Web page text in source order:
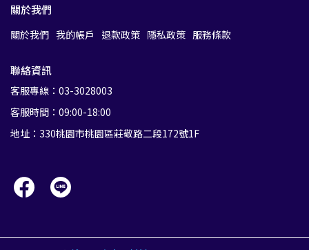
關於我們
關於我們 我的帳戶 退款政策 隱私政策 服務條款
聯絡資訊
客服專線：03-3028003
客服時間：09:00-18:00
地址：330桃園市桃園區莊敬路二段172號1F